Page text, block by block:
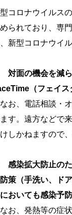
コロナウイルス
られており、専
新型コロナウイ
対面の機会を減
（フェイス
お、電話相談・
す。遠方などで
しかねますので
感染拡大防止の
策（手洗い、ド
おいても感染予
お、発熱等の症